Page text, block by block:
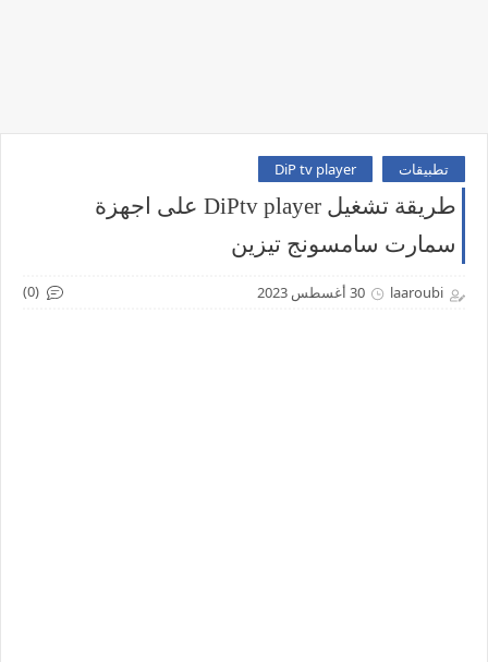
تطبيقات DiP tv player
طريقة تشغيل DiPtv player على اجهزة
سمارت سامسونج تيزين
laaroubi 30 أغسطس 2023 (0)